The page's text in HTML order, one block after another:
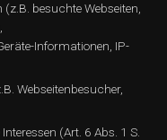
besuchte Webseiten,
Informationen, IP-
Webseitenbesucher,
(Art. 6 Abs. 1 S.